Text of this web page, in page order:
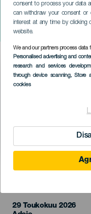
consent to process your data
can withdraw your consent or
interest at any time by clicking
website.
We and our partners process data
Personalised advertising and
research and services
through device scanning, Store
cookies
Baile de
TENERIFFA
Imagen
Listado
29 Toukokuu 2026